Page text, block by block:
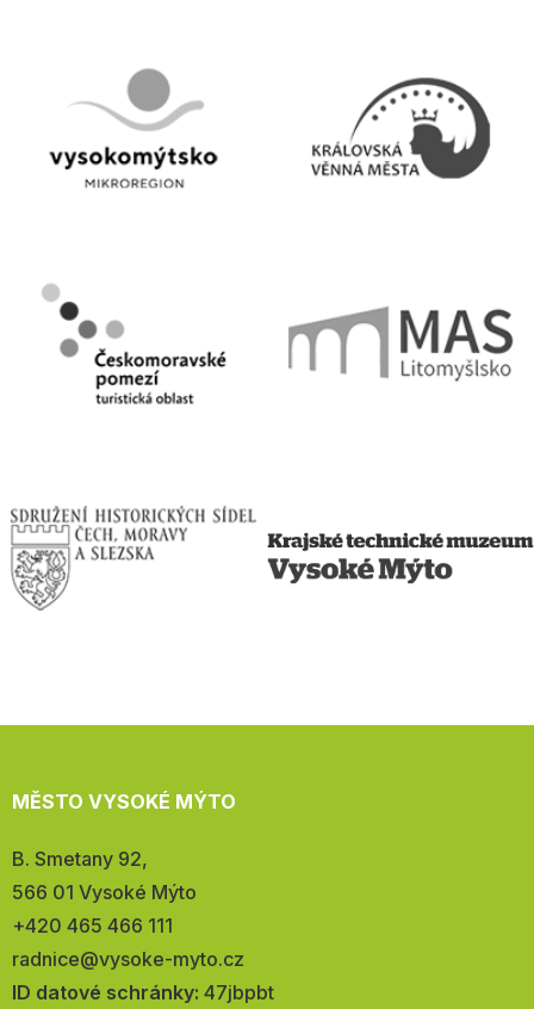
MĚSTO VYSOKÉ MÝTO
Adresa:
B. Smetany 92,
566 01 Vysoké Mýto
Telefon:
+420 465 466 111
E-
mail:
radnice@vysoke-myto.cz
ID datové schránky: 47jbpbt